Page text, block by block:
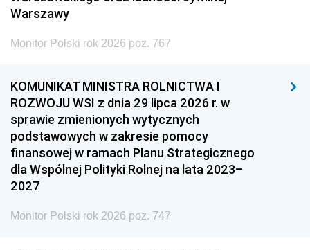
Warszawy
Monitor Polski rok 2026 poz. 767
KOMUNIKAT MINISTRA ROLNICTWA I
ROZWOJU WSI z dnia 29 lipca 2026 r. w
sprawie zmienionych wytycznych
podstawowych w zakresie pomocy
finansowej w ramach Planu Strategicznego
dla Wspólnej Polityki Rolnej na lata 2023–
2027
Monitor Polski rok 2026 poz. 747